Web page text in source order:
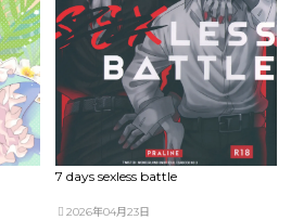
7 days sexless battle
2026年04月23日